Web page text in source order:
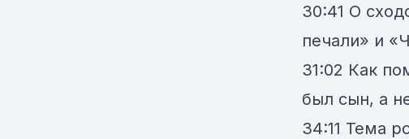
30:41 О
печали» и
31:02 Как
был сын, а
34:11 Тема